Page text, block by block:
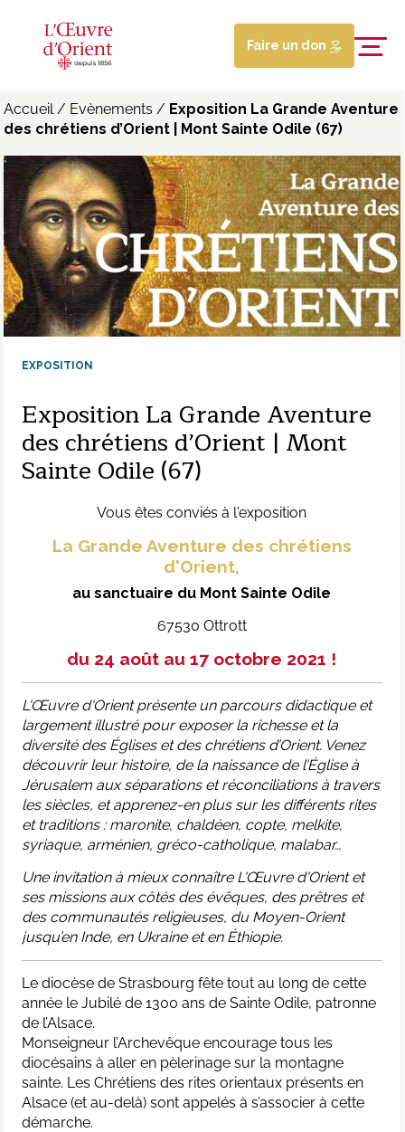
Faire un don
Accueil/ Evènements / Exposition La Grande Aventure
des chrétiens d’Orient | Mont Sainte Odile (67)
EXPOSITION
Exposition La Grande Aventure
des chrétiens d’Orient | Mont
Sainte Odile (67)
Vous êtes conviés à l'exposition
La Grande Aventure des chrétiens
d'Orient,
au sanctuaire du Mont Sainte Odile
67530 Ottrott
du 24 août au 17 octobre 2021 !
L'Œuvre d'Orient présente un parcours didactique et
largement illustré pour exposer la richesse et la
diversité des Églises et des chrétiens d’Orient. Venez
découvrir leur histoire, de la naissance de l’Église à
Jérusalem aux séparations et réconciliations à travers
les siècles, et apprenez-en plus sur les différents rites
et traditions : maronite, chaldéen, copte, melkite,
syriaque, arménien, gréco-catholique, malabar…
Une invitation à mieux connaître L'Œuvre d'Orient et
ses missions aux côtés des évêques, des prêtres et
des communautés religieuses, du Moyen-Orient
jusqu’en Inde, en Ukraine et en Éthiopie.
Le diocèse de Strasbourg fête tout au long de cette
année le Jubilé de 1300 ans de Sainte Odile, patronne
de l’Alsace.
Monseigneur l’Archevêque encourage tous les
diocésains à aller en pèlerinage sur la montagne
sainte. Les Chrétiens des rites orientaux présents en
Alsace (et au-delà) sont appelés à s’associer à cette
démarche.